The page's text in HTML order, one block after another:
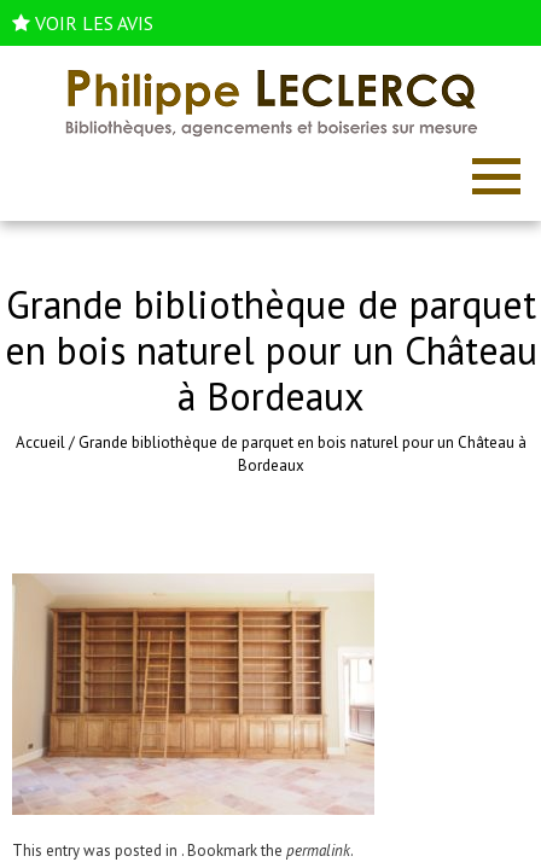
VOIR LES AVIS
Grande bibliothèque de parquet
en bois naturel pour un Château
à Bordeaux
Accueil/Grande bibliothèque de parquet en bois naturel pour un Château à
Bordeaux
This entry was posted in . Bookmark the permalink.